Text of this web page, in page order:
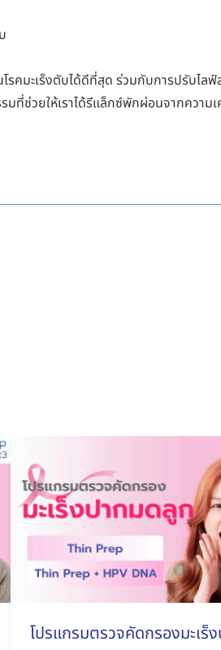
คมะเร็งตับได้ดีที่สุด ร่วมกับการปรับไลฟ์
ที่ช่วยให้เราได้รีแล็กซ์พักผ่อนจากความ
โปรแกรมตรวจคัดกรองมะเร็